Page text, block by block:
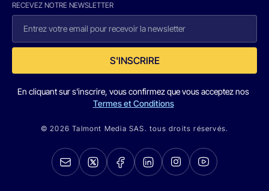
RECEVEZ NOTRE NEWSLETTER
S'INSCRIRE
En cliquant sur s'inscrire, vous confirmez que vous acceptez nos
Termes et Conditions
© 2026 Talmont Media SAS. tous droits réservés.